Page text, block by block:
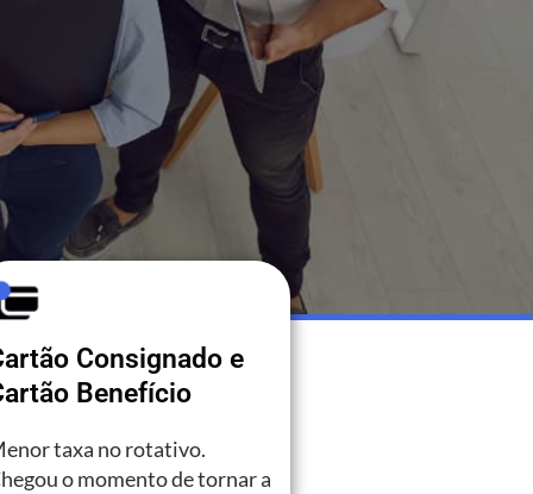
Consignado e
Benefício
taxa no rotativo.
o momento de tornar a